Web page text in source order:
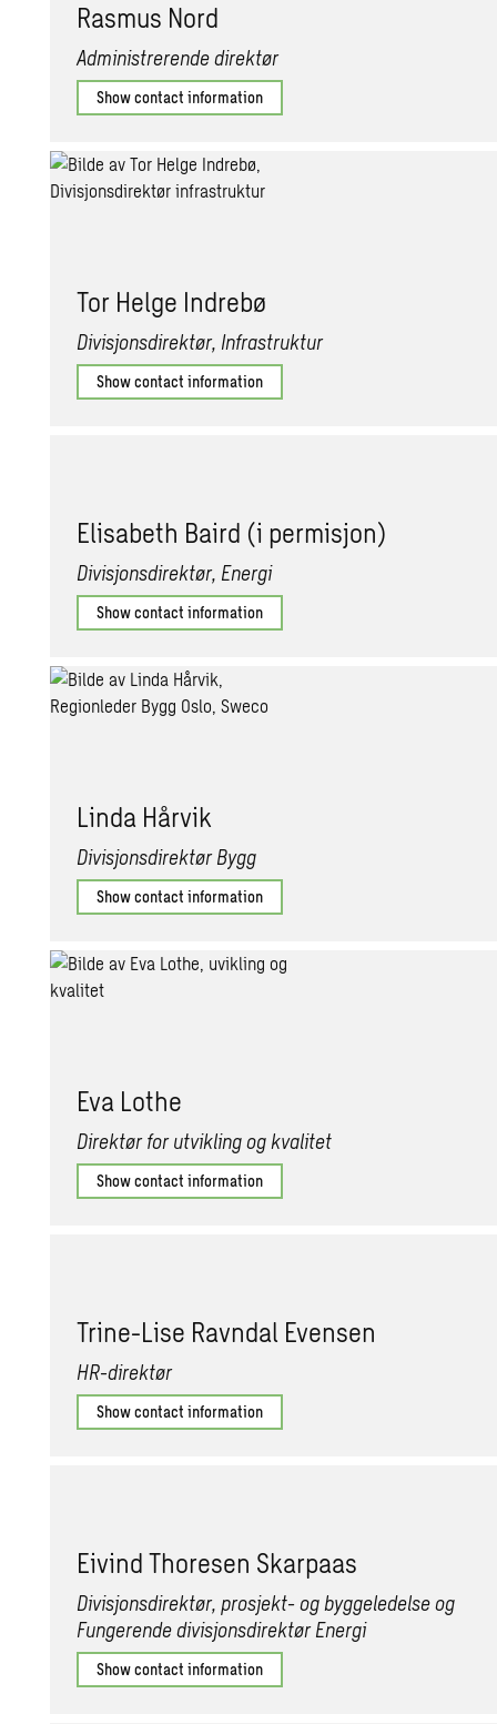
Rasmus Nord
Administrerende direktør
Show contact information
Tor Helge Indrebø
Divisjonsdirektør, Infrastruktur
Show contact information
Elisabeth Baird (i permisjon)
Divisjonsdirektør, Energi
Show contact information
Linda Hårvik
Divisjonsdirektør Bygg
Show contact information
Eva Lothe
Direktør for utvikling og kvalitet
Show contact information
Trine-Lise Ravndal Evensen
HR-direktør
Show contact information
Eivind Thoresen Skarpaas
Divisjonsdirektør, prosjekt- og byggeledelse og
Fungerende divisjonsdirektør Energi
Show contact information